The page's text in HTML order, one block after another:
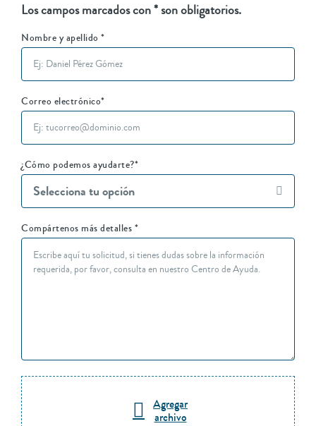
Los campos marcados con * son obligatorios.
Nombre y apellido *
Correo electrónico*
¿Cómo podemos ayudarte?*
Selecciona tu opción
Compártenos más detalles *
Agregar
archivo